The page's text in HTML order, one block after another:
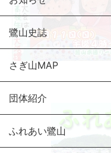
鷺山史誌
さぎ山MAP
団体紹介
ふれあい鷺山